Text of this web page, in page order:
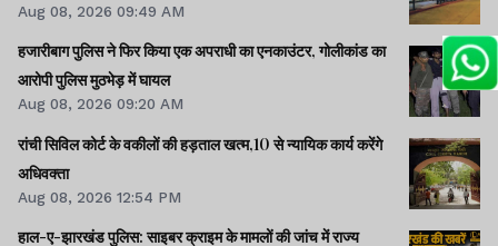
Aug 08, 2026 09:49 AM
हजारीबाग पुलिस ने फिर किया एक अपराधी का एनकाउंटर, गोलीकांड का
आरोपी पुलिस मुठभेड़ में घायल
Aug 08, 2026 09:20 AM
रांची सिविल कोर्ट के वकीलों की हड़ताल खत्म,10 से न्यायिक कार्य करेंगे
अधिवक्ता
Aug 08, 2026 12:54 PM
हाल-ए-झारखंड पुलिस: साइबर क्राइम के मामलों की जांच में राज्य